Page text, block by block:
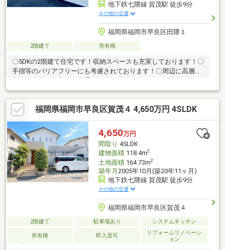
地下鉄七隈線 賀茂駅 徒歩9分
その他の交通
福岡県福岡市早良区田隈１
2階建て 所有権
〇5DKの2階建て住宅です！収納スペースも充実しております！〇
手摺等のバリアフリーにも考慮されております！〇周辺に高層建
た和室が多くくつろぎのスペースを確保できます！〇収納スペー
スが多く荷物が多くても安心して整理整頓可能です！〇リフォー
ム・リノベーションによる間取り変更可能です！〇地下鉄七隈線
「賀茂」駅徒歩約9分、「野芥」駅徒歩約11分のため、通勤通学
にも大変便利です！〇小学校まで徒歩10分圏内と子育てしやすい
環境です！〇戸建用地としても検討可能です！〇リフォーム・資
金計画等のご相談はナカジツまで！
福岡県福岡市早良区賀茂４ 4,650万円 4SLDK
4,650万円
間取り 4SLDK
建物面積118.4m2
土地面積164.73m2
築年月 2005年10月(築20年11ヶ月)
地下鉄七隈線 賀茂駅 徒歩9分
その他の交通
福岡県福岡市早良区賀茂４
2階建て 駐車場あり システムキッチン
所有権 即入居可
リフォームリノベーシ
ョン